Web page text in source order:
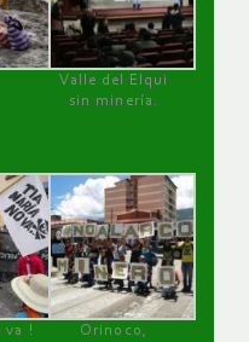
Valle del Elqui
sin minería.
va !
Orinoco,